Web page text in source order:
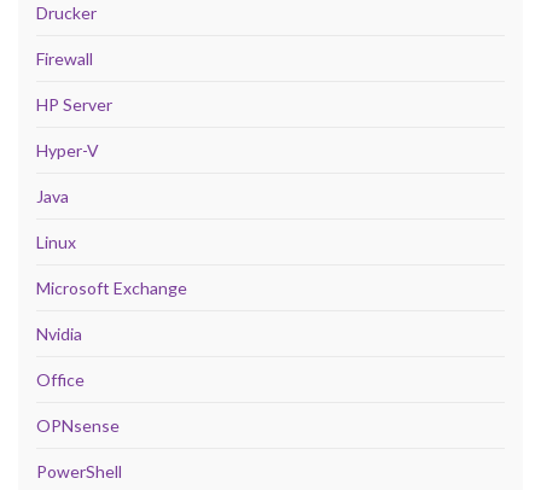
Drucker
Firewall
HP Server
Hyper-V
Java
Linux
Microsoft Exchange
Nvidia
Office
OPNsense
PowerShell